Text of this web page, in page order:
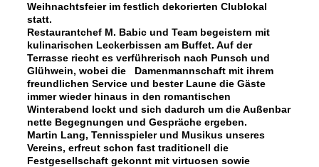
Weihnachtsfeier im festlich dekorierten Clublokal
statt.
Restaurantchef M. Babic und Team begeistern mit
kulinarischen Leckerbissen am Buffet. Auf der
Terrasse riecht es verführerisch nach Punsch und
Glühwein, wobei die Damenmannschaft mit ihrem
freundlichen Service und bester Laune die Gäste
immer wieder hinaus in den romantischen
Winterabend lockt und sich dadurch um die Außenbar
nette Begegnungen und Gespräche ergeben.
Martin Lang, Tennisspieler und Musikus unseres
Vereins, erfreut schon fast traditionell die
Festgesellschaft gekonnt mit virtuosen sowie